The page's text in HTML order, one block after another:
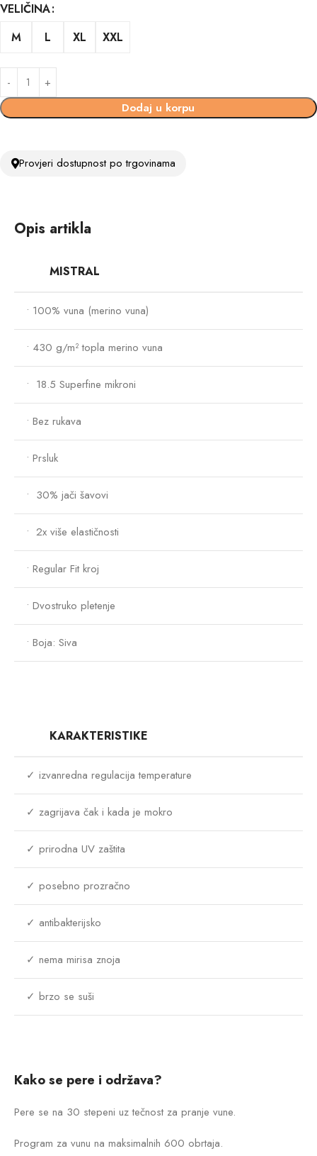
VELIČINA
M
L XL XXL
Dodaj u korpu
Provjeri dostupnost po trgovinama
Opis artikla
MISTRAL
• 100% vuna (merino vuna)
• 430 g/m² topla merino vuna
• 18.5 Superfine mikroni
• Bez rukava
• Prsluk
• 30% jači šavovi
• 2x više elastičnosti
• Regular Fit kroj
• Dvostruko pletenje
• Boja: Siva
KARAKTERISTIKE
✓ izvanredna regulacija temperature
✓ zagrijava čak i kada je mokro
✓ prirodna UV zaštita
✓ posebno prozračno
✓ antibakterijsko
✓ nema mirisa znoja
✓ brzo se suši
Kako se pere i održava?
Pere se na 30 stepeni uz tečnost za pranje vune.
Program za vunu na maksimalnih 600 obrtaja.